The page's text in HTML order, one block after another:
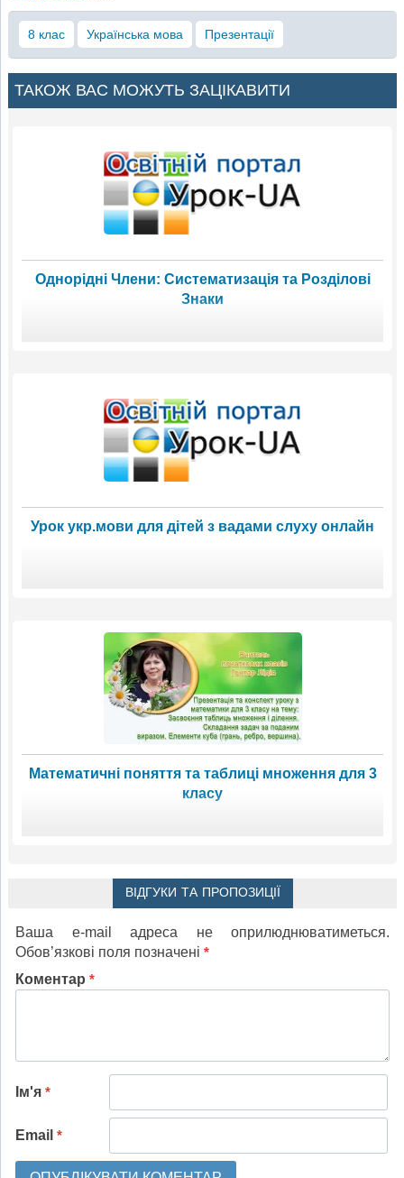
8 клас Українська мова Презентації
ТАКОЖ ВАС МОЖУТЬ ЗАЦІКАВИТИ
Однорідні Члени: Систематизація та Розділові
Знаки
Урок укр.мови для дітей з вадами слуху онлайн
Математичні поняття та таблиці множення для 3
класу
ВІДГУКИ ТА ПРОПОЗИЦІЇ
Ваша e-mail адреса не оприлюднюватиметься.
Обов’язкові поля позначені *
Коментар *
Ім'я *
Email *